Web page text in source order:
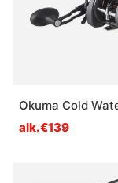
Okuma Cold
alk.€139